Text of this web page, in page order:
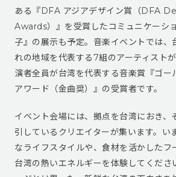
ある『DFA アジアデザイン賞（DFA
Awards）』を受賞したコミュニケーシ
子』の展示も予定。音楽イベントでは、
れの地域を代表する7組のアーティスト
演者全員が台湾を代表する音楽賞『ゴー
アワード（金曲奨）』の受賞者です。
イベント会場には、拠点を台湾におき、
引しているクリエイターが集います。い
なライフスタイルや、食材を活かしたフ
台湾の熱いエネルギーを体験してくださ